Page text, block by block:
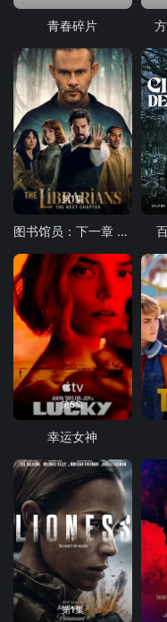
青春碎片
第1集
图书馆员：下一章 第二季
第5集
幸运女神
第1集